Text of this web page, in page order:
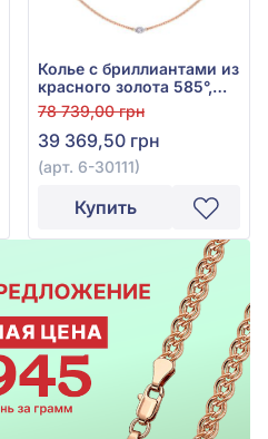
Колье с бриллиантами из
красного золота 585°,
бриллиант 0,09ct, арт. 6-
30111
78 739,00 грн
39 369,50 грн
(арт. 6-30111)
Купить